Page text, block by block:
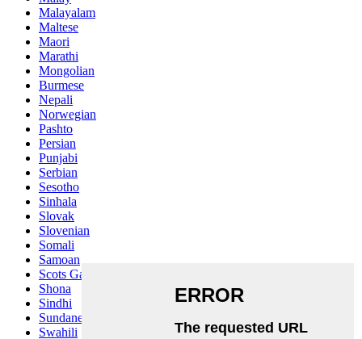
Malayalam
Maltese
Maori
Marathi
Mongolian
Burmese
Nepali
Norwegian
Pashto
Persian
Punjabi
Serbian
Sesotho
Sinhala
Slovak
Slovenian
Somali
Samoan
Scots Gaelic
Shona
Sindhi
Sundanese
Swahili